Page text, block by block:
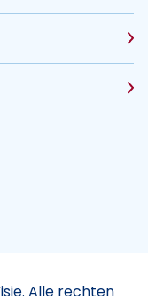
Alle rechten